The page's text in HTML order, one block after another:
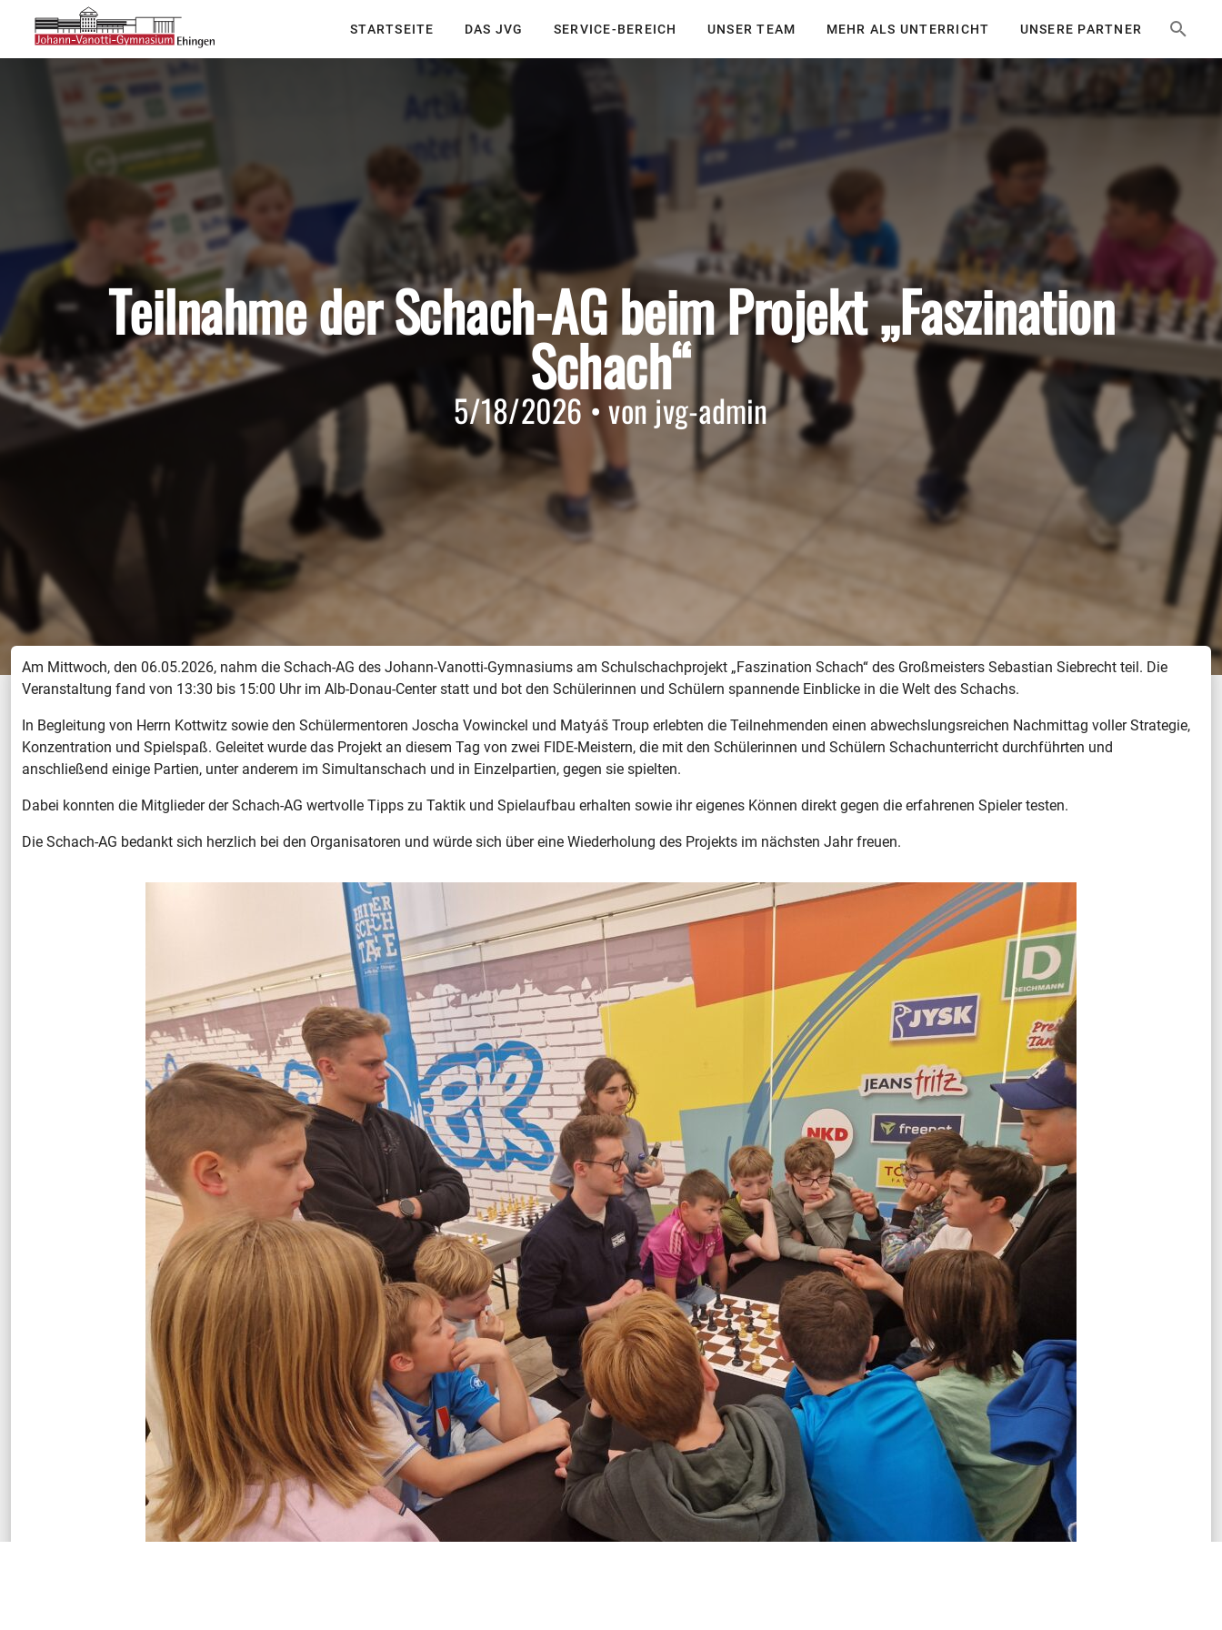
STARTSEITE DAS JVG SERVICE-BEREICH UNSER TEAM MEHR ALS UNTERRICHT UNSERE PARTNER
Teilnahme der Schach-AG beim Projekt „Faszination
Schach“
5/18/2026 • von jvg-admin
Am Mittwoch, den 06.05.2026, nahm die Schach-AG des Johann-Vanotti-Gymnasiums am Schulschachprojekt „Faszination Schach“ des Großmeisters Sebastian Siebrecht teil. Die
Veranstaltung fand von 13:30 bis 15:00 Uhr im Alb-Donau-Center statt und bot den Schülerinnen und Schülern spannende Einblicke in die Welt des Schachs.
In Begleitung von Herrn Kottwitz sowie den Schülermentoren Joscha Vowinckel und Matyáš Troup erlebten die Teilnehmenden einen abwechslungsreichen Nachmittag voller Strategie,
Konzentration und Spielspaß. Geleitet wurde das Projekt an diesem Tag von zwei FIDE-Meistern, die mit den Schülerinnen und Schülern Schachunterricht durchführten und
anschließend einige Partien, unter anderem im Simultanschach und in Einzelpartien, gegen sie spielten.
Dabei konnten die Mitglieder der Schach-AG wertvolle Tipps zu Taktik und Spielaufbau erhalten sowie ihr eigenes Können direkt gegen die erfahrenen Spieler testen.
Die Schach-AG bedankt sich herzlich bei den Organisatoren und würde sich über eine Wiederholung des Projekts im nächsten Jahr freuen.